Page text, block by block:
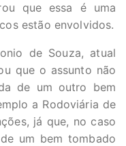
que essa é uma
estão envolvidos.
de Souza, atual
que o assunto não
de um outro bem
a Rodoviária de
já que, no caso
um bem tombado